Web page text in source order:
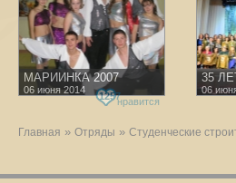
МАРИИНКА 2007
06 июня 2014
1257нравится
35
06
Главная » Отряды » Студенческие